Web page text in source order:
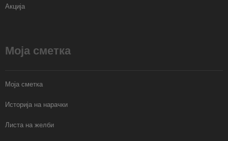
Акција
Моја сметка
Моја сметка
Историја на нарачки
Листа на желби